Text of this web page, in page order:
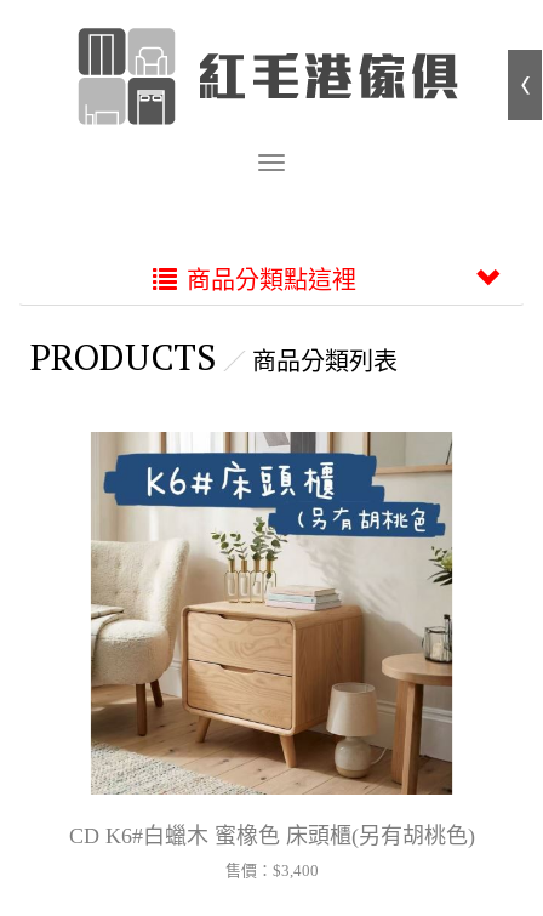
商品分類點這裡
PRODUCTS 商品分類列表
CD K6#白蠟木 蜜橡色 床頭櫃(另有胡桃色)
售價： $3,400